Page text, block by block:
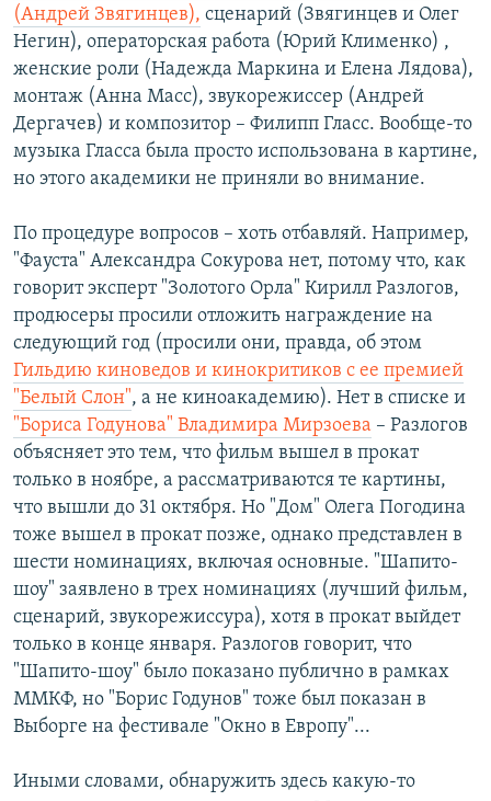
(Андрей Звягинцев), сценарий (Звягинцев и Олег
Негин), операторская работа (Юрий Клименко) ,
женские роли (Надежда Маркина и Елена Лядова),
монтаж (Анна Масс), звукорежиссер (Андрей
Дергачев) и композитор – Филипп Гласс. Вообще-то
музыка Гласса была просто использована в картине,
но этого академики не приняли во внимание.
По процедуре вопросов – хоть отбавляй. Например,
"Фауста" Александра Сокурова нет, потому что, как
говорит эксперт "Золотого Орла" Кирилл Разлогов,
продюсеры просили отложить награждение на
следующий год (просили они, правда, об этом
Гильдию киноведов и кинокритиков с ее премией
"Белый Слон", а не киноакадемию). Нет в списке и
"Бориса Годунова" Владимира Мирзоева – Разлогов
объясняет это тем, что фильм вышел в прокат
только в ноябре, а рассматриваются те картины,
что вышли до 31 октября. Но "Дом" Олега Погодина
тоже вышел в прокат позже, однако представлен в
шести номинациях, включая основные. "Шапито-
шоу" заявлено в трех номинациях (лучший фильм,
сценарий, звукорежиссура), хотя в прокат выйдет
только в конце января. Разлогов говорит, что
"Шапито-шоу" было показано публично в рамках
ММКФ, но "Борис Годунов" тоже был показан в
Выборге на фестивале "Окно в Европу"...
Иными словами, обнаружить здесь какую-то